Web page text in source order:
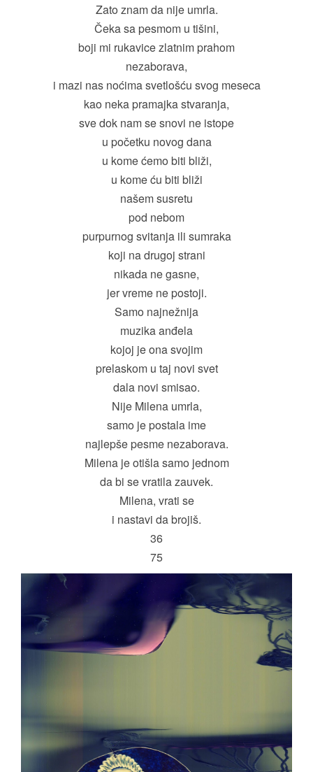
Zato znam da nije umrla.
Čeka sa pesmom u tišini,
boji mi rukavice zlatnim prahom
nezaborava,
i mazi nas noćima svetlošću svog meseca
kao neka pramajka stvaranja,
sve dok nam se snovi ne istope
u početku novog dana
u kome ćemo biti bliži,
u kome ću biti bliži
našem susretu
pod nebom
purpurnog svitanja ili sumraka
koji na drugoj strani
nikada ne gasne,
jer vreme ne postoji.
Samo najnežnija
muzika anđela
kojoj je ona svojim
prelaskom u taj novi svet
dala novi smisao.
Nije Milena umrla,
samo je postala ime
najlepše pesme nezaborava.
Milena je otišla samo jednom
da bi se vratila zauvek.
Milena, vrati se
i nastavi da brojiš.
36
75